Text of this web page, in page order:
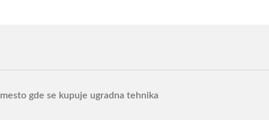
mesto gde se kupuje ugradna tehnika